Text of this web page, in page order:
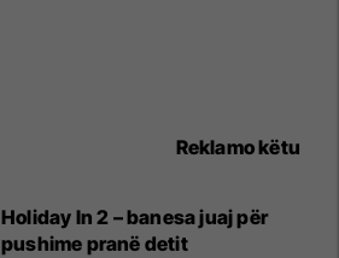
Reklamo këtu
Holiday In 2 – banesa juaj për
pushime pranë detit